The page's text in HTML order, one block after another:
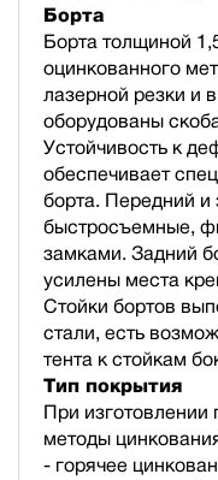
Борта
Борта толщиной
оцинкованного
лазерной резки и
оборудованы
Устойчивость к
обеспечивает
борта. Передний и
быстросъемные,
замками. Задний
усилены места
Стойки бортов
стали, есть
тента к стойкам
Тип покрытия
При изготовлении
методы
- горячее